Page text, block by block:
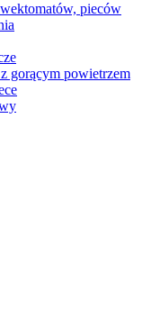
pieców
gorącym powietrzem